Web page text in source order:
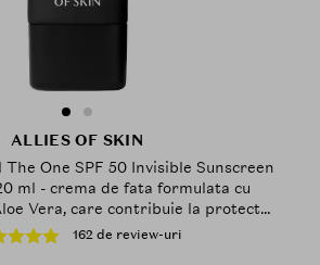
ALLIES OF SKIN
The One SPF 50 Invisible Sunscreen
ml - crema de fata formulata cu
Vera, care contribuie la protectia
UVA/UVB, Outdoor
162 de review-uri